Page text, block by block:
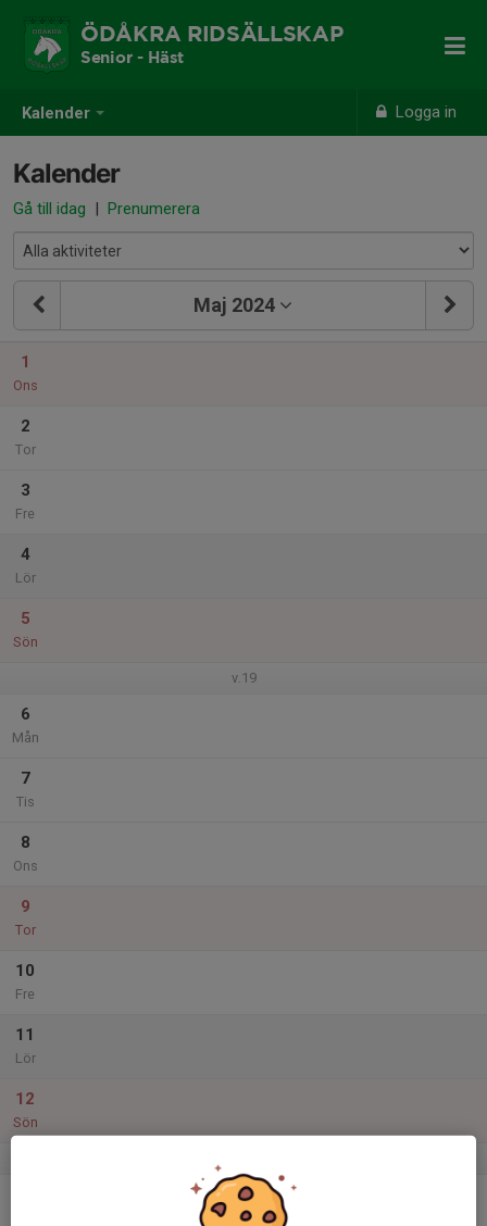
Kalender Logga in
ÖDÅKRA RIDSÄLLSKAP
Senior - Häst
Kalender
Gå till idag | Prenumerera
Maj 2024
1
Ons
2
Tor
3
Fre
4
Lör
5
Sön
v.19
6
Mån
7
Tis
8
Ons
9
Tor
10
Fre
11
Lör
12
Sön